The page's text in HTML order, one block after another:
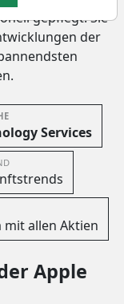
gepflegt. Sie
der
Services
allen Aktien
Apple